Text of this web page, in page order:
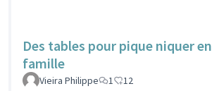
Des tables pour pique niquer en
famille
Vieira Philippe 1 12